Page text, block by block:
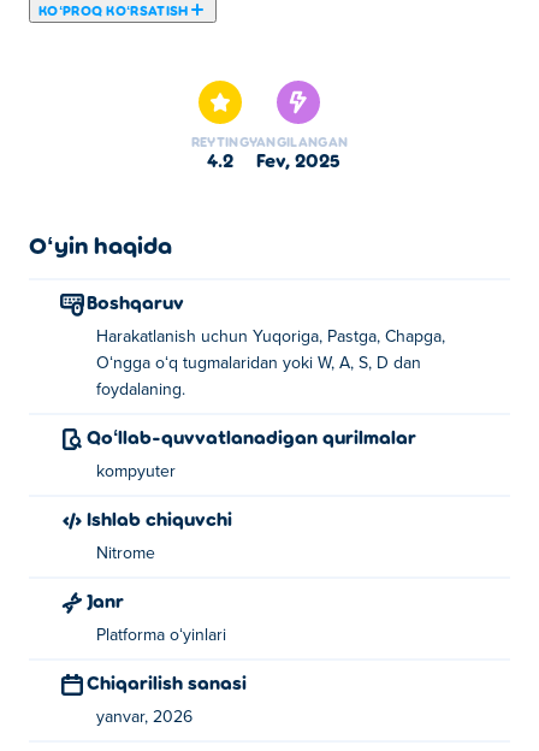
KOʻPROQ KOʻRSATISH
yurib, har bir platformani muzlatib qo'ying. Dushmanlarni
muzli yo'llarga aylantirish uchun sakrab chiqing, lekin
tezda bo'ling - muz eriydi! Narvonlarni ko'taring,
mo''jizalarga aylantira olasizmi?
Jackfrostni qanday o'ynash kerak?
Harakat qilish uchun o'q tugmalaridan yoki
WASD-dan foydalaning!
Jackfrost Nitrome tomonidan yaratilgan. Ularning boshqa
Bad Ice-Cream 3!
mumkin?
REYTING
4.2
YANGILANGAN
fev, 2025
Oʻyin haqida
Boshqaruv
Harakatlanish uchun Yuqoriga, Pastga, Chapga,
Oʻngga oʻq tugmalaridan yoki W, A, S, D dan
foydalaning.
Qoʻllab-quvvatlanadigan qurilmalar
kompyuter
Ishlab chiquvchi
Nitrome
Janr
Platforma oʻyinlari
Chiqarilish sanasi
yanvar, 2026